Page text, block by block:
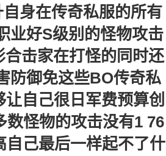
身在传奇私服的所有
业好S级别的怪物攻击
击家在打怪的同时还
防御免这些BO传奇私
自己很日军费预算创
怪物的攻击没有1 76
己最后一样起不了什